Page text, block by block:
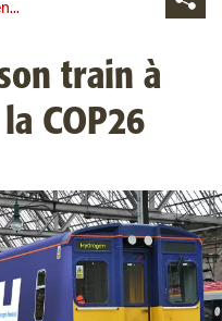
train à
COP26